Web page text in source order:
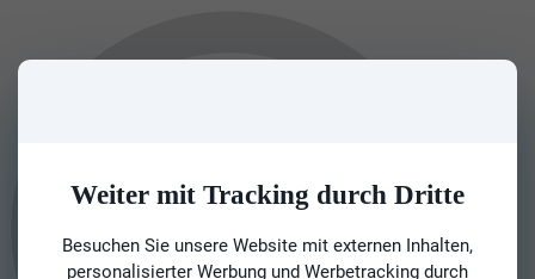
Weiter mit Tracking durch Dritte
Besuchen Sie unsere Website mit externen Inhalten,
personalisierter Werbung und Werbetracking durch